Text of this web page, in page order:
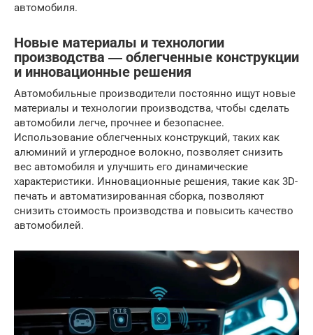
автомобиля.
Новые материалы и технологии
производства ― облегченные конструкции
и инновационные решения
Автомобильные производители постоянно ищут новые
материалы и технологии производства, чтобы сделать
автомобили легче, прочнее и безопаснее.
Использование облегченных конструкций, таких как
алюминий и углеродное волокно, позволяет снизить
вес автомобиля и улучшить его динамические
характеристики. Инновационные решения, такие как 3D-
печать и автоматизированная сборка, позволяют
снизить стоимость производства и повысить качество
автомобилей.